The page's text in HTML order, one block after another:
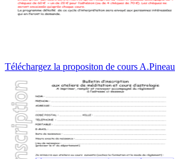
Téléchargez la propositon de cours A.Pineau